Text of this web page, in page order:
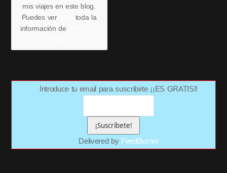
mis viajes en este blog.
Puedes ver
toda la
información de
Introduce tu email para suscribirte ¡¡ES GRATIS!!
Delivered by FeedBurner